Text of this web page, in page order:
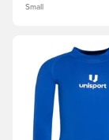
Small
Megnyit egy